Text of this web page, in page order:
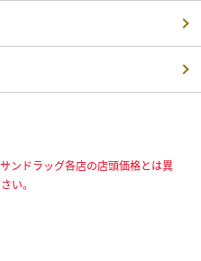
ンドラッグ各店の店頭価格とは異
い。